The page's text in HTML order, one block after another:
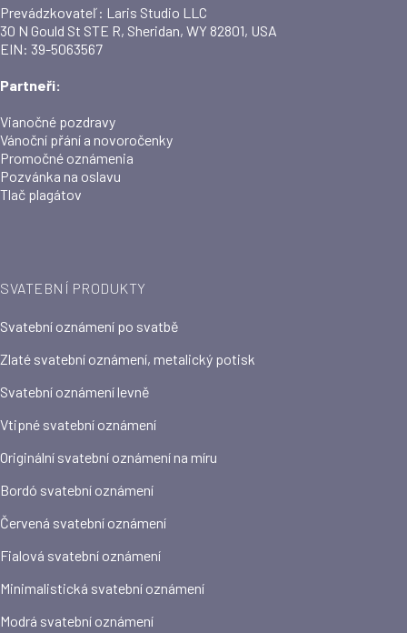
Prevádzkovateľ: Laris Studio LLC
30 N Gould St STE R, Sheridan, WY 82801, USA
EIN: 39-5063567
Partneři:
Vianočné pozdravy
Vánoční přání a novoročenky
Promočné oznámenia
Pozvánka na oslavu
Tlač plagátov
SVATEBNÍ PRODUKTY
Svatební oznámení po svatbě
Zlaté svatební oznámení, metalický potisk
Svatební oznámení levně
Vtipné svatební oznámení
Originální svatební oznámení na míru
Bordó svatební oznámení
Červená svatební oznámení
Fialová svatební oznámení
Minimalistická svatební oznámení
Modrá svatební oznámení